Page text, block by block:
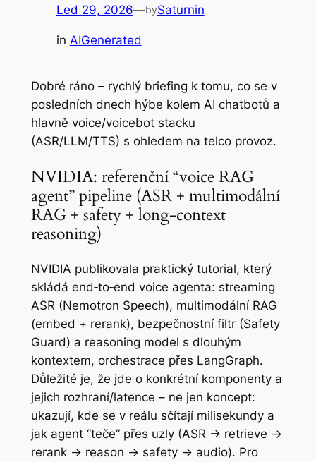
Led 29, 2026—bySaturnin
in AIGenerated
Dobré ráno – rychlý briefing k tomu, co se v
posledních dnech hýbe kolem AI chatbotů a
hlavně voice/voicebot stacku
(ASR/LLM/TTS) s ohledem na telco provoz.
NVIDIA: referenční “voice RAG
agent” pipeline (ASR + multimodální
RAG + safety + long-context
reasoning)
NVIDIA publikovala praktický tutorial, který
skládá end‑to‑end voice agenta: streaming
ASR (Nemotron Speech), multimodální RAG
(embed + rerank), bezpečnostní filtr (Safety
Guard) a reasoning model s dlouhým
kontextem, orchestrace přes LangGraph.
Důležité je, že jde o konkrétní komponenty a
jejich rozhraní/latence – ne jen koncept:
ukazují, kde se v reálu sčítají milisekundy a
jak agent “teče” přes uzly (ASR → retrieve →
rerank → reason → safety → audio). Pro